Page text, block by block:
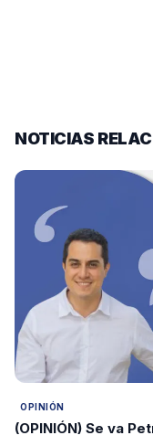
NOTICIAS
OPINIÓN
(OPINIÓN) Se va